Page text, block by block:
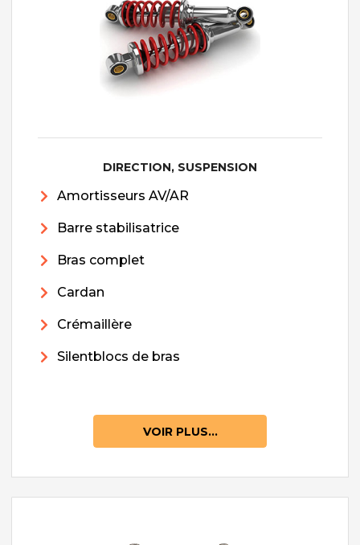
DIRECTION, SUSPENSION
Amortisseurs AV/AR
Barre stabilisatrice
Bras complet
Cardan
Crémaillère
Silentblocs de bras
VOIR PLUS...